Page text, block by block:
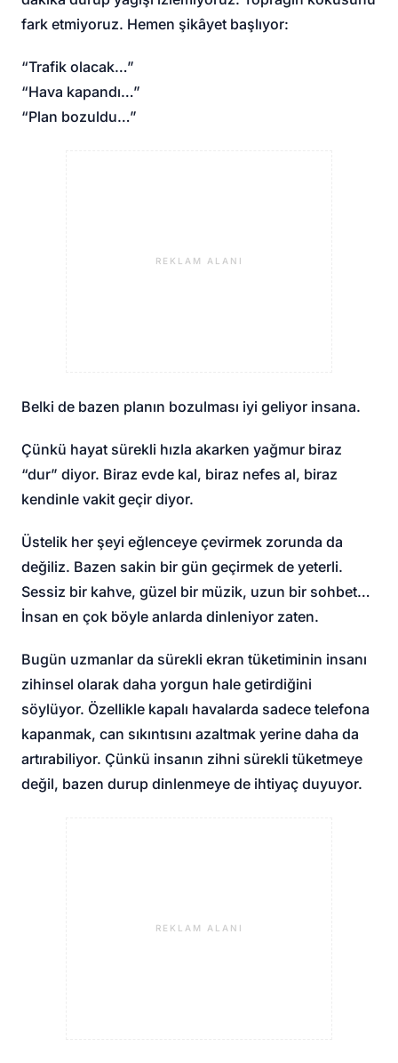
fark etmiyoruz. Hemen şikâyet başlıyor:
“Trafik olacak…”
“Hava kapandı…”
“Plan bozuldu…”
REKLAM ALANI
Belki de bazen planın bozulması iyi geliyor insana.
Çünkü hayat sürekli hızla akarken yağmur biraz
“dur” diyor. Biraz evde kal, biraz nefes al, biraz
kendinle vakit geçir diyor.
Üstelik her şeyi eğlenceye çevirmek zorunda da
değiliz. Bazen sakin bir gün geçirmek de yeterli.
Sessiz bir kahve, güzel bir müzik, uzun bir sohbet…
İnsan en çok böyle anlarda dinleniyor zaten.
Bugün uzmanlar da sürekli ekran tüketiminin insanı
zihinsel olarak daha yorgun hale getirdiğini
söylüyor. Özellikle kapalı havalarda sadece telefona
kapanmak, can sıkıntısını azaltmak yerine daha da
artırabiliyor. Çünkü insanın zihni sürekli tüketmeye
değil, bazen durup dinlenmeye de ihtiyaç duyuyor.
REKLAM ALANI